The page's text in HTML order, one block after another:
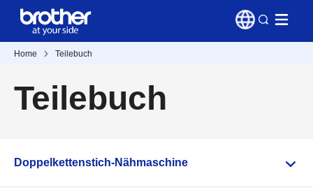
Home Teilebuch
Teilebuch
Doppelkettenstich-Nähmaschine